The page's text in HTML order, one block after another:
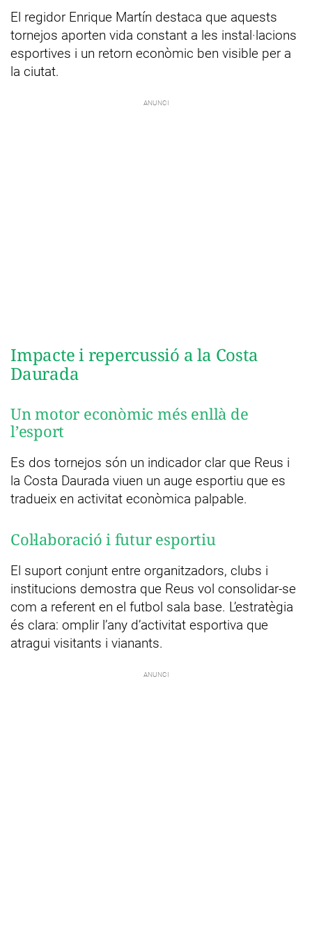
El regidor Enrique Martín destaca que aquests
tornejos aporten vida constant a les instal·lacions
esportives i un retorn econòmic ben visible per a
la ciutat.
Impacte i repercussió a la Costa
Daurada
Un motor econòmic més enllà de
l’esport
Es dos tornejos són un indicador clar que Reus i
la Costa Daurada viuen un auge esportiu que es
tradueix en activitat econòmica palpable.
Col·laboració i futur esportiu
El suport conjunt entre organitzadors, clubs i
institucions demostra que Reus vol consolidar-se
com a referent en el futbol sala base. L’estratègia
és clara: omplir l’any d’activitat esportiva que
atragui visitants i vianants.